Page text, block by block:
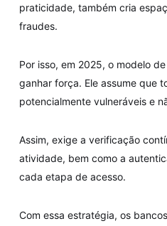
praticidade, também cria
fraudes.
Por isso, em 2025, o modelo
ganhar força. Ele assume que
potencialmente vulneráveis e
Assim, exige a verificação
atividade, bem como a
cada etapa de acesso.
Com essa estratégia, os